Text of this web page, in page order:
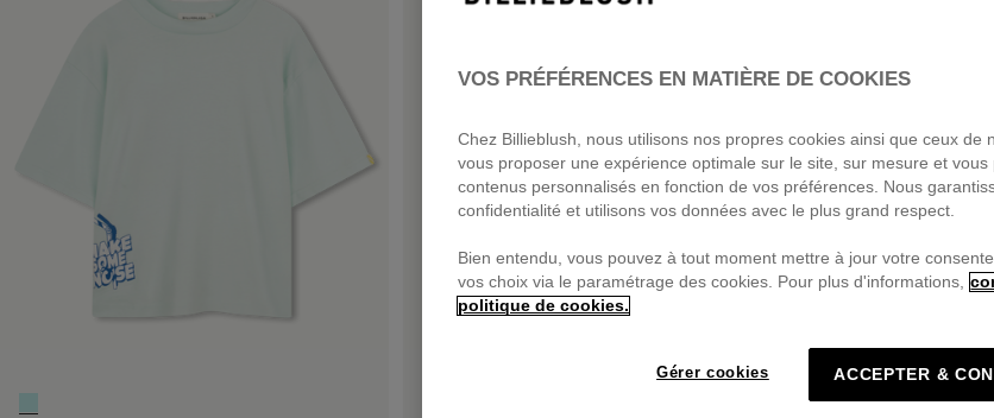
VOS PRÉFÉRENCES EN MATIÈRE DE COOKIES
Chez Billieblush, nous utilisons nos propres cookies ainsi que ceux de
vous proposer une expérience optimale sur le site, sur mesure et vous
contenus personnalisés en fonction de vos préférences. Nous
confidentialité et utilisons vos données avec le plus grand respect.
Bien entendu, vous pouvez à tout moment mettre à jour votre
vos choix via le paramétrage des cookies. Pour plus d'informations,
politique de cookies.
Gérer cookies ACCEPTER &